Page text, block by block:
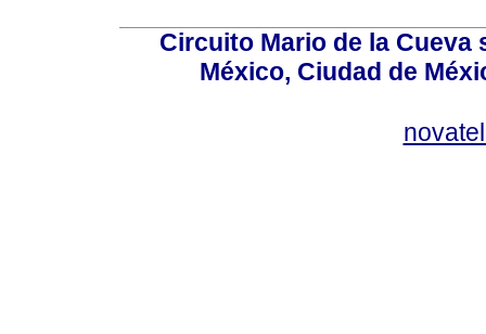
Circuito Mario de la Cueva
México, Ciudad de